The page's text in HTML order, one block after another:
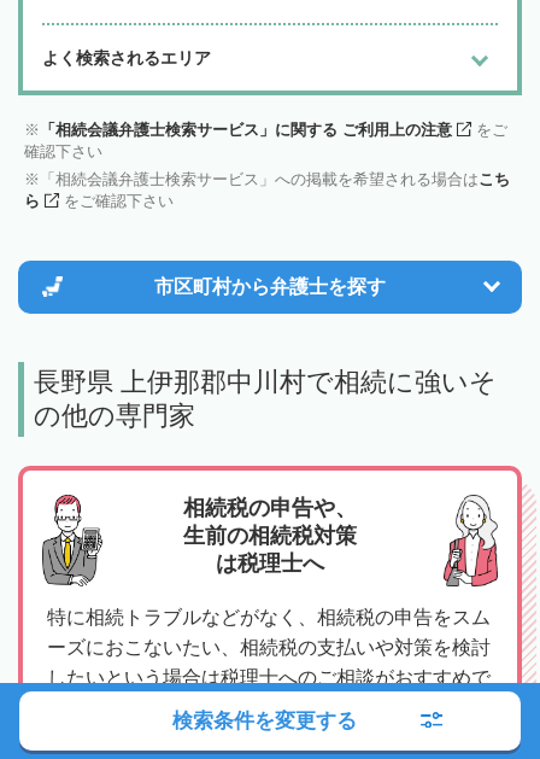
よく検索されるエリア
「相続会議弁護士検索サービス」に関する ご利用上の注意
をご
確認下さい
「相続会議弁護士検索サービス」への掲載を希望される場合はこち
ら
をご確認下さい
市区町村から弁護士を探す
長野県 上伊那郡中川村で相続に強いそ
の他の専門家
相続税の申告や、
生前の相続税対策
は税理士へ
特に相続トラブルなどがなく、相続税の申告をスム
ーズにおこないたい、相続税の支払いや対策を検討
したいという場合は税理士へのご相談がおすすめで
検索条件を変更する